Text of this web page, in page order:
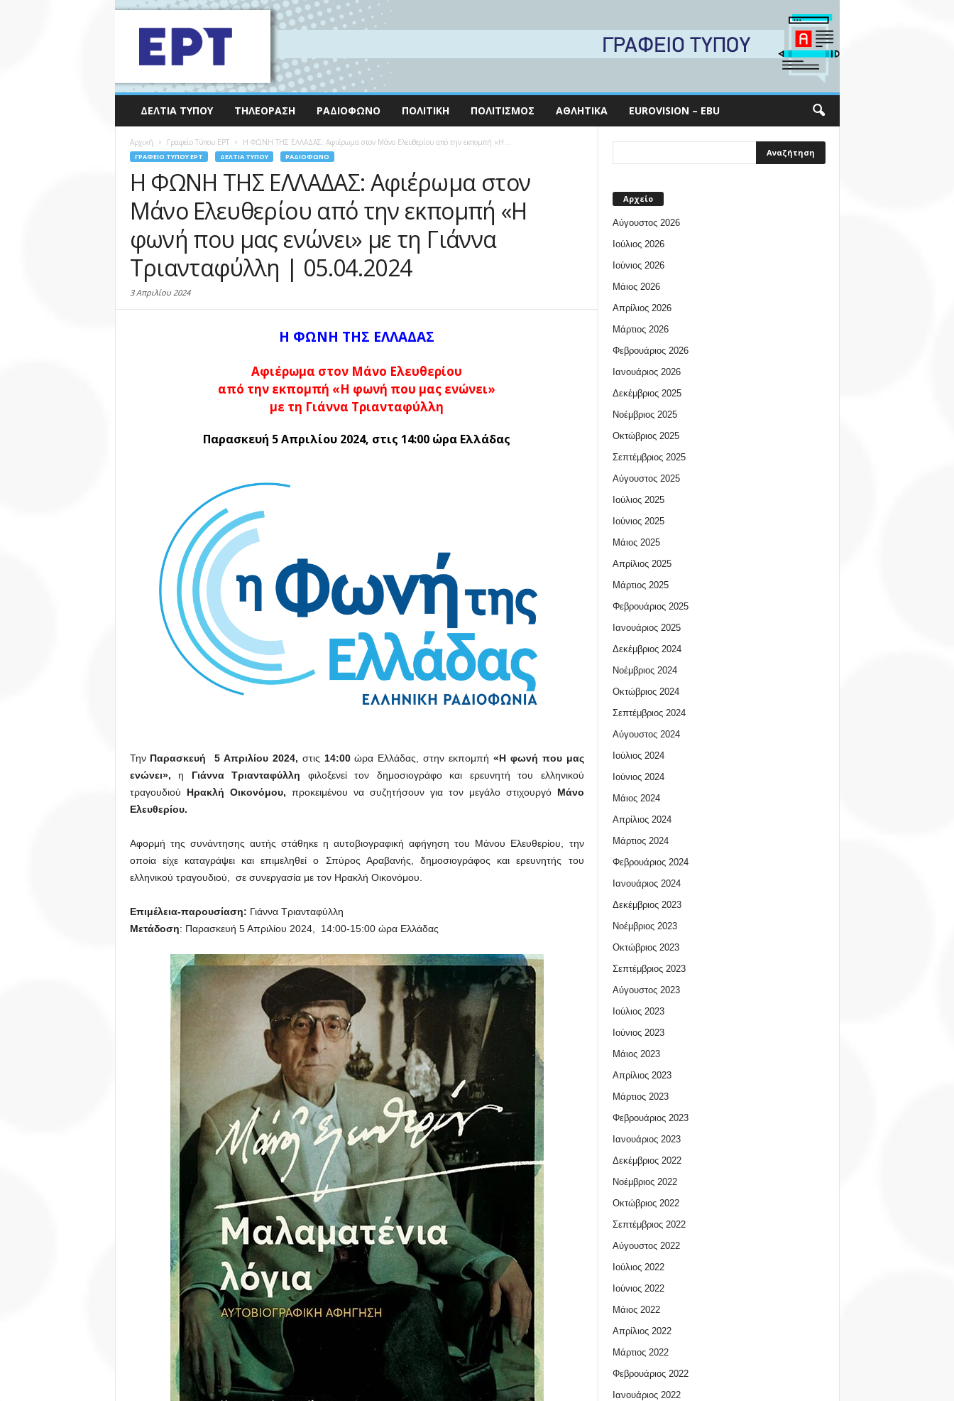
ΔΕΛΤΊΑ ΤΎΠΟΥ ΤΗΛΕΌΡΑΣΗ ΡΑΔΙΌΦΩΝΟ ΠΟΛΙΤΙΚΉ ΠΟΛΙΤΙΣΜΌΣ ΑΘΛΗΤΙΚΆ EUROVISION – EBU
Αρχική Γραφείο Τύπου ΕΡΤ Η ΦΩΝΗ ΤΗΣ ΕΛΛΑΔΑΣ: Αφιέρωμα στον Μάνο Ελευθερίου από την εκπομπή «Η...
ΓΡΑΦΕΊΟ ΤΎΠΟΥ ΕΡΤ ΔΕΛΤΊΑ ΤΎΠΟΥ ΡΑΔΙΌΦΩΝΟ
Η ΦΩΝΗ ΤΗΣ ΕΛΛΑΔΑΣ: Αφιέρωμα στον
Μάνο Ελευθερίου από την εκπομπή «Η
φωνή που μας ενώνει» με τη Γιάννα
Τριανταφύλλη | 05.04.2024
3 Απριλίου 2024
Η ΦΩΝΗ ΤΗΣ ΕΛΛΑΔΑΣ
Αφιέρωμα στον Μάνο Ελευθερίου
από την εκπομπή «Η φωνή που μας ενώνει»
με τη Γιάννα Τριανταφύλλη
Παρασκευή 5 Απριλίου 2024, στις 14:00 ώρα Ελλάδας
Την Παρασκευή 5 Απριλίου 2024, στις 14:00ώρα Ελλάδας, στην εκπομπή «Η φωνή που μας
ενώνει», η Γιάννα Τριανταφύλλη φιλοξενεί τον δημοσιογράφο και ερευνητή του ελληνικού
τραγουδιού Ηρακλή Οικονόμου, προκειμένου να συζητήσουν για τον μεγάλο στιχουργό Μάνο
Ελευθερίου.
Αφορμή της συνάντησης αυτής στάθηκε η αυτοβιογραφική αφήγηση του Μάνου Ελευθερίου, την
οποία είχε καταγράψει και επιμεληθεί ο Σπύρος Αραβανής, δημοσιογράφος και ερευνητής του
ελληνικού τραγουδιού, σε συνεργασία με τον Ηρακλή Οικονόμου.
Επιμέλεια-παρουσίαση: Γιάννα Τριανταφύλλη
Μετάδοση: Παρασκευή 5 Απριλίου 2024, 14:00-15:00 ώρα Ελλάδας
Αρχείο
Αύγουστος 2026
Ιούλιος 2026
Ιούνιος 2026
Μάιος 2026
Απρίλιος 2026
Μάρτιος 2026
Φεβρουάριος 2026
Ιανουάριος 2026
Δεκέμβριος 2025
Νοέμβριος 2025
Οκτώβριος 2025
Σεπτέμβριος 2025
Αύγουστος 2025
Ιούλιος 2025
Ιούνιος 2025
Μάιος 2025
Απρίλιος 2025
Μάρτιος 2025
Φεβρουάριος 2025
Ιανουάριος 2025
Δεκέμβριος 2024
Νοέμβριος 2024
Οκτώβριος 2024
Σεπτέμβριος 2024
Αύγουστος 2024
Ιούλιος 2024
Ιούνιος 2024
Μάιος 2024
Απρίλιος 2024
Μάρτιος 2024
Φεβρουάριος 2024
Ιανουάριος 2024
Δεκέμβριος 2023
Νοέμβριος 2023
Οκτώβριος 2023
Σεπτέμβριος 2023
Αύγουστος 2023
Ιούλιος 2023
Ιούνιος 2023
Μάιος 2023
Απρίλιος 2023
Μάρτιος 2023
Φεβρουάριος 2023
Ιανουάριος 2023
Δεκέμβριος 2022
Νοέμβριος 2022
Οκτώβριος 2022
Σεπτέμβριος 2022
Αύγουστος 2022
Ιούλιος 2022
Ιούνιος 2022
Μάιος 2022
Απρίλιος 2022
Μάρτιος 2022
Φεβρουάριος 2022
Ιανουάριος 2022